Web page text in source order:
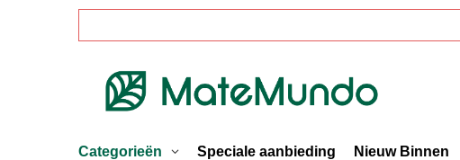
Categorieën Speciale aanbieding Nieuw Binnen